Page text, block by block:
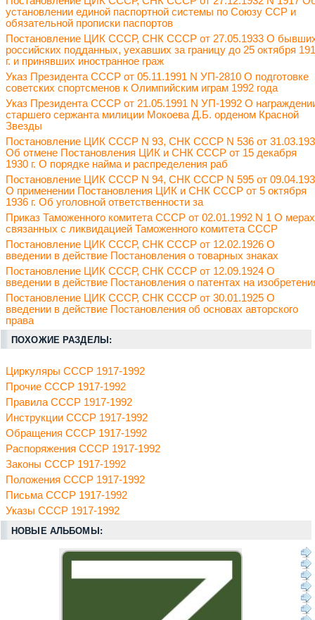
установлении единой паспортной системы по Союзу ССР и
обязательной прописки паспортов
Постановление ЦИК СССР, СНК СССР от 27.05.1933 О
российских подданных, уехавших за границу до 25 октября
г. и принявших иностранное граж
Указ Президента СССР от 05.11.1991 N УП-2810 О подготовке
советских спортсменов к Олимпийским играм 1992 года
Указ Президента СССР от 21.05.1991 N УП-1992 О
старшего сержанта милиции Мокоева Д.Б. орденом Красной
Звезды
Постановление ЦИК СССР N 93, СНК СССР N 536 от
Об отмене Постановления ЦИК и СНК СССР от 15 декабря
1930 г. О порядке найма и распределения раб
Постановление ЦИК СССР N 94, СНК СССР N 595 от
О применении Постановления ЦИК и СНК СССР от 5 октября
1936 г. Об уголовной ответственности за
Приказ Таможенного комитета СССР от 02.01.1992 N 1 О
связанных с ликвидацией Таможенного комитета СССР
Постановление ЦИК СССР, СНК СССР от 12.02.1926 О
введении в действие Постановления о товарных знаках
Постановление ЦИК СССР, СНК СССР от 12.09.1924 О
введении в действие Постановления о патентах на
Постановление ЦИК СССР, СНК СССР от 30.01.1925 О
введении в действие Постановления об основах авторского
права
ПОХОЖИЕ РАЗДЕЛЫ:
Циркуляры СССР 1917-1992
Прочие СССР 1917-1992
Правила СССР 1917-1992
Инструкции СССР 1917-1992
Обращения СССР 1917-1992
Распоряжения СССР 1917-1992
Законы СССР 1917-1992
Положения СССР 1917-1992
Письма СССР 1917-1992
Указы СССР 1917-1992
НОВЫЕ АЛЬБОМЫ: